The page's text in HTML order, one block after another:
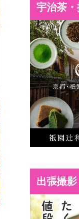
宇治茶
出張撮